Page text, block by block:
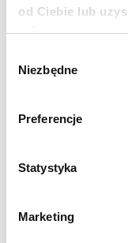
od Ciebie lub
usług.
zgody
Niezbędne
Preferencje
Statystyka
Marketing
Adres e-mail
Imię
Nazwisko
Międzynarodowej
otrzymywania